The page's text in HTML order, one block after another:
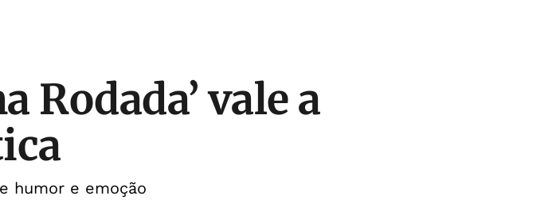
Rodada’ vale a
humor e emoção